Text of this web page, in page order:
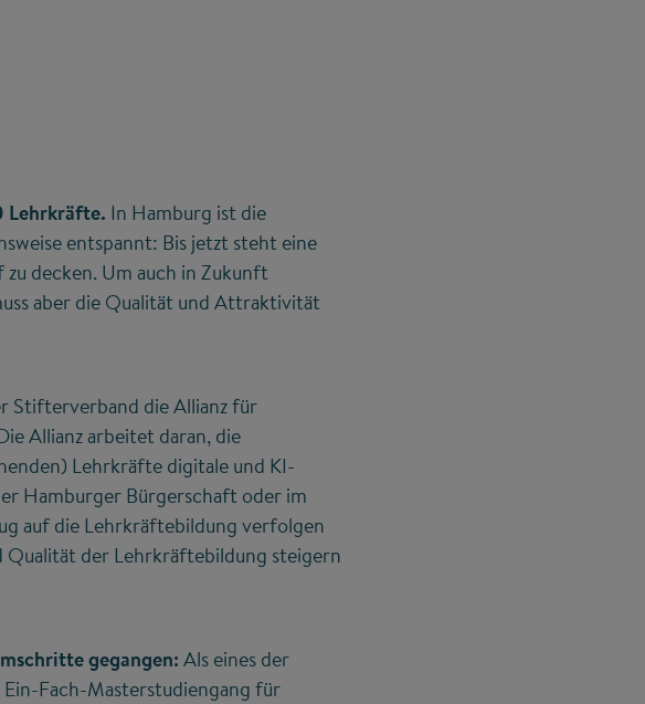
Lehrkräfte. In Hamburg ist die
entspannt: Bis jetzt steht eine
decken. Um auch in Zukunft
aber die Qualität und Attraktivität
Stifterverband die Allianz für
Allianz arbeitet daran, die
Lehrkräfte digitale und KI-
Hamburger Bürgerschaft oder im
auf die Lehrkräftebildung verfolgen
der Lehrkräftebildung steigern
gegangen: Als eines der
Fach-Masterstudiengang für